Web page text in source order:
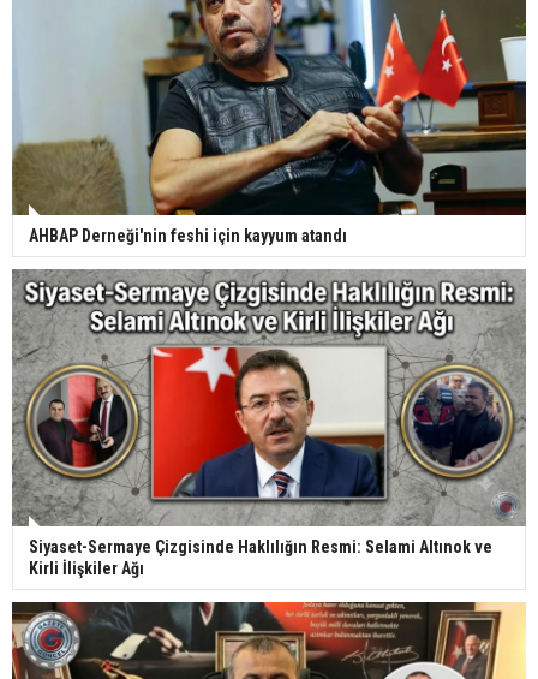
AHBAP Derneği'nin feshi için kayyum atandı
Siyaset-Sermaye Çizgisinde Haklılığın Resmi: Selami Altınok ve
Kirli İlişkiler Ağı